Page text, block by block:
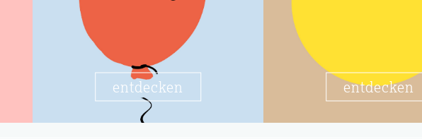
entdecken entdecken